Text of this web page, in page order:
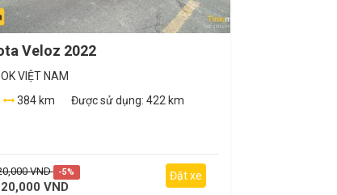
Veloz 2022
VIỆT NAM
384 km Được sử dụng: 422 km
VND -5%
VND
Đặt xe